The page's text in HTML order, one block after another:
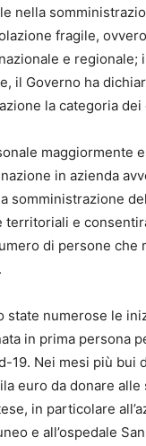
nella
fragile,
e regionale;
il Governo ha
la categoria
maggiormente
in azienda
somministrazione
territoriali e
di persone che
state numerose le
in prima persona
19. Nei mesi più bui
euro da donare
in particolare
e all’ospedale